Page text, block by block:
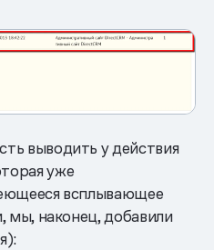
выводить у действия
уже
всплывающее
мы, наконец, добавили